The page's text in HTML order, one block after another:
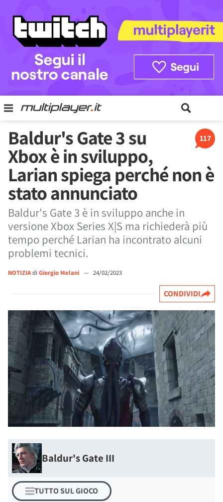
117
Baldur's Gate 3 su
Xbox è in sviluppo,
Larian spiega perché non è
stato annunciato
Baldur's Gate 3 è in sviluppo anche in
versione Xbox Series X|S ma richiederà più
tempo perché Larian ha incontrato alcuni
problemi tecnici.
NOTIZIAdi Giorgio Melani — 24/02/2023
CONDIVIDI
Baldur's Gate III
TUTTO SUL GIOCO